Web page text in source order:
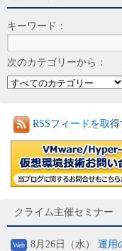
キーワード：
次のカテゴリーから：
RSSフィードを取得
クライム主催セミナー
Web 8月26日（水） 運用